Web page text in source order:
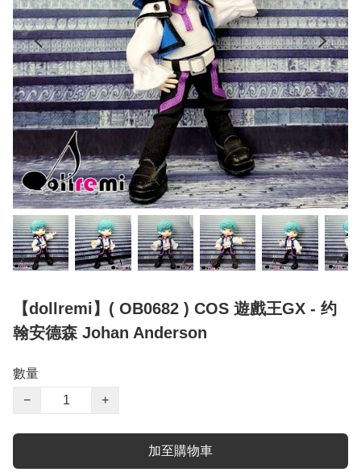
【dollremi】( OB0682 ) COS 遊戲王GX - 约
翰安德森 Johan Anderson
數量
−
+
加至購物車